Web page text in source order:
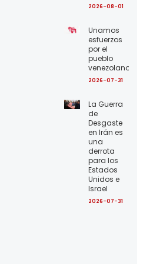
2026-08-01
Unamos
esfuerzos
por el
pueblo
venezolano
2026-07-31
La Guerra
de
Desgaste
en Irán es
una
derrota
para los
Estados
Unidos e
Israel
2026-07-31